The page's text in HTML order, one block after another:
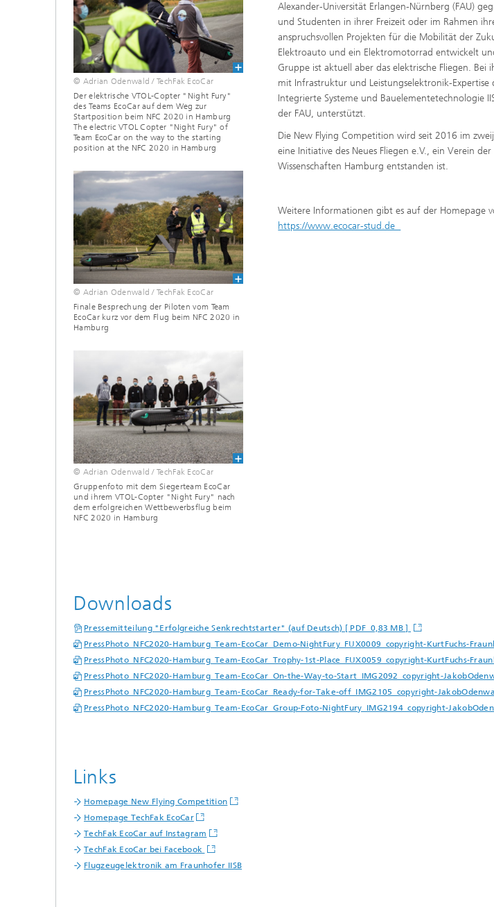
© Adrian Odenwald / TechFak EcoCar
Der elektrische VTOL-Copter "Night Fury"
des Teams EcoCar auf dem Weg zur
Startposition beim NFC 2020 in Hamburg
The electric VTOL Copter "Night Fury" of
Team EcoCar on the way to the starting
position at the NFC 2020 in Hamburg
© Adrian Odenwald / TechFak EcoCar
Finale Besprechung der Piloten vom Team
EcoCar kurz vor dem Flug beim NFC 2020 in
Hamburg
© Adrian Odenwald / TechFak EcoCar
Gruppenfoto mit dem Siegerteam EcoCar
und ihrem VTOL-Copter "Night Fury" nach
dem erfolgreichen Wettbewerbsflug beim
NFC 2020 in Hamburg
Alexander-Universität Erlangen-Nürnberg (FAU)
und Studenten in ihrer Freizeit oder im Rahmen
anspruchsvollen Projekten für die Mobilität der
Elektroauto und ein Elektromotorrad entwickelt
Gruppe ist aktuell aber das elektrische Fliegen.
mit Infrastruktur und Leistungselektronik-
Integrierte Systeme und Bauelementetechnologie
der FAU, unterstützt.
Die New Flying Competition wird seit 2016 im
eine Initiative des Neues Fliegen e.V., ein Verein
Wissenschaften Hamburg entstanden ist.
Weitere Informationen gibt es auf der Homepage
https://www.ecocar-stud.de
Downloads
Pressemitteilung "Erfolgreiche Senkrechtstarter" (auf Deutsch) [ PDF 0,83 MB ]
PressPhoto_NFC2020-Hamburg_Team-EcoCar_Demo-NightFury_FUX0009_copyright-KurtFuchs-
PressPhoto_NFC2020-Hamburg_Team-EcoCar_Trophy-1st-Place_FUX0059_copyright-KurtFuchs-
PressPhoto_NFC2020-Hamburg_Team-EcoCar_On-the-Way-to-Start_IMG2092_copyright-
PressPhoto_NFC2020-Hamburg_Team-EcoCar_Ready-for-Take-off_IMG2105_copyright-
PressPhoto_NFC2020-Hamburg_Team-EcoCar_Group-Foto-NightFury_IMG2194_copyright-
Links
Homepage New Flying Competition
Homepage TechFak EcoCar
TechFak EcoCar auf Instagram
TechFak EcoCar bei Facebook
Flugzeugelektronik am Fraunhofer IISB